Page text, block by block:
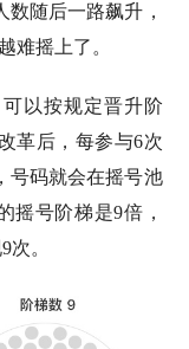
随后一路飙升，
难摇上了。
以按规定晋升阶
革后，每参与6次
号码就会在摇号池
摇号阶梯是9倍，
。